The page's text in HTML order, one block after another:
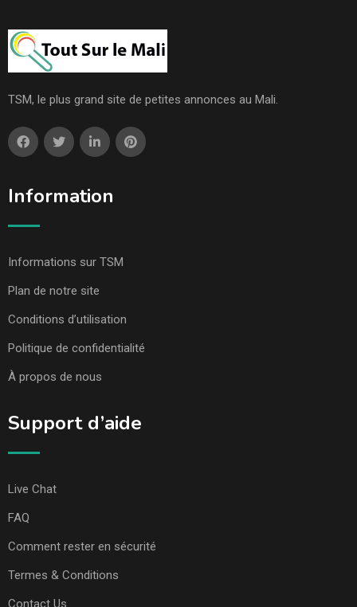
TSM, le plus grand site de petites annonces au Mali.
Information
Informations sur TSM
Plan de notre site
Conditions d’utilisation
Politique de confidentialité
À propos de nous
Support d’aide
Live Chat
FAQ
Comment rester en sécurité
Termes & Conditions
Contact Us